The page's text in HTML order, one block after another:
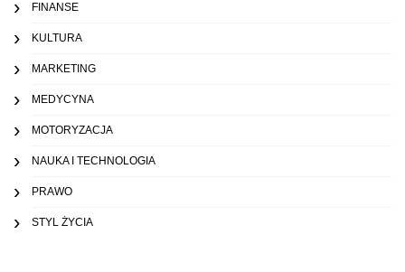
FINANSE
KULTURA
MARKETING
MEDYCYNA
MOTORYZACJA
NAUKA I TECHNOLOGIA
PRAWO
STYL ŻYCIA